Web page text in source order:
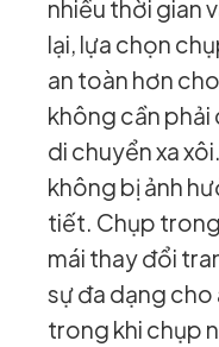
nhiều thời gian
lại, lựa chọn
an toàn hơn
không cần phải
di chuyển xa
không bị ảnh
tiết. Chụp
mái thay đổi
sự đa dạng cho
trong khi chụp